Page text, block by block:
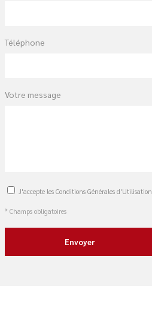
Téléphone
Votre message
J'accepte les Conditions Générales d'Utilisation
* Champs obligatoires